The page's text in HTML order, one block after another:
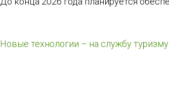
Новые технологии – на службу